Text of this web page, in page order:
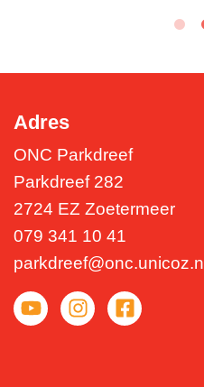
Adres
ONC Parkdreef
Parkdreef 282
2724 EZ Zoetermeer
079 341 10 41
parkdreef@onc.unicoz.nl